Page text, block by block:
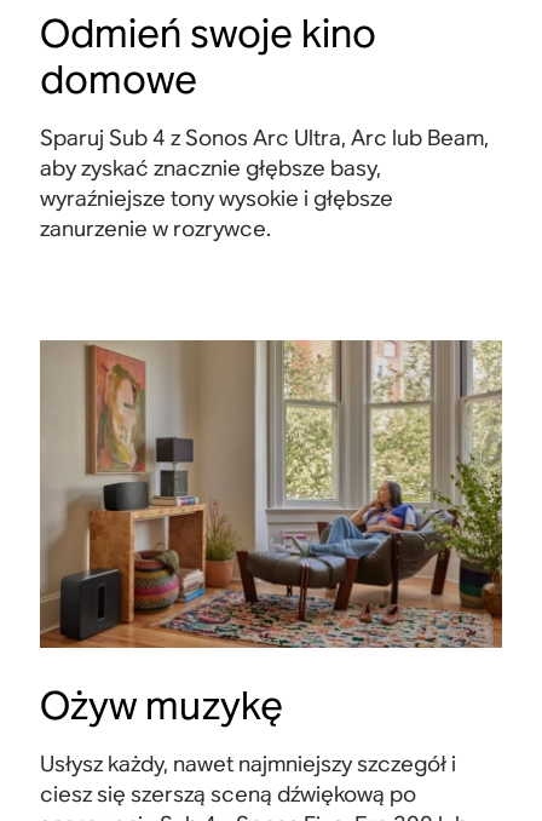
Odmień swoje kino
domowe
Sparuj Sub 4 z Sonos Arc Ultra, Arc lub Beam,
aby zyskać znacznie głębsze basy,
wyraźniejsze tony wysokie i głębsze
zanurzenie w rozrywce.
Ożyw muzykę
Usłysz każdy, nawet najmniejszy szczegół i
ciesz się szerszą sceną dźwiękową po